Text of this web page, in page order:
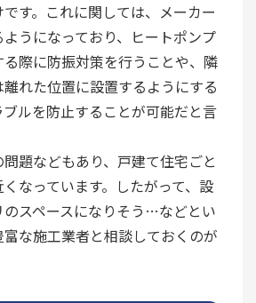
す。これに関しては、メーカー
うになっており、ヒートポンプ
際に防振対策を行うことや、隣
れた位置に設置するようにする
ルを防止することが可能だと言
題などもあり、戸建て住宅ごと
なっています。したがって、設
のスペースになりそう…などとい
な施工業者と相談しておくのが